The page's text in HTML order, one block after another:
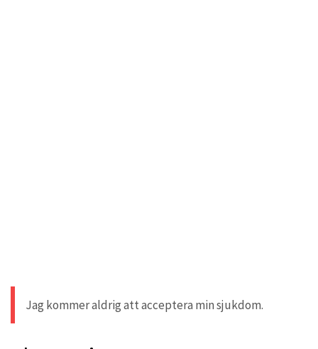
Jag kommer aldrig att acceptera min sjukdom.